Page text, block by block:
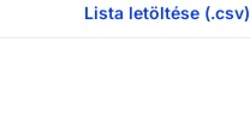
Lista letöltése (.csv)